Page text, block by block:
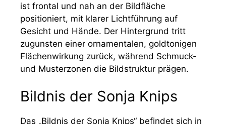
ist frontal und nah an der Bildfläche
positioniert, mit klarer Lichtführung auf
Gesicht und Hände. Der Hintergrund tritt
zugunsten einer ornamentalen, goldtonigen
Flächenwirkung zurück, während Schmuck-
und Musterzonen die Bildstruktur prägen.
Bildnis der Sonja Knips
Das „Bildnis der Sonja Knips“ befindet sich in